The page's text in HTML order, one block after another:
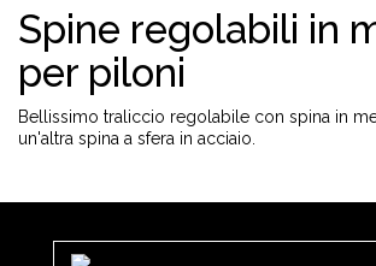
Spine regolabili in
per piloni
Bellissimo traliccio regolabile con spina in
un'altra spina a sfera in acciaio.